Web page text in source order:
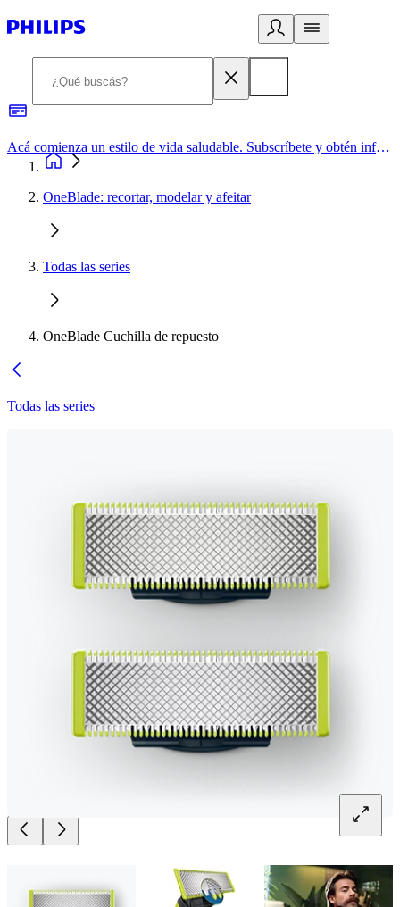
Acá comienza un estilo de vida saludable. Subscríbete y obtén información de primera mano
OneBlade: recortar, modelar y afeitar
Todas las series
OneBlade Cuchilla de repuesto
Todas las series